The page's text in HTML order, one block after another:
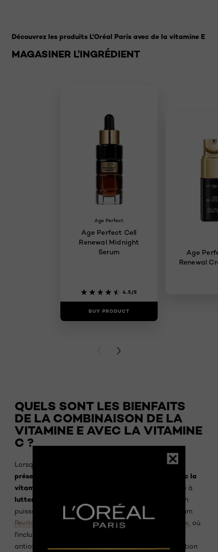
MAGASINER L'INGRÉDIENT
Découvrez les produits L'Oréal Paris avec de la vitamine E
Age Perfect
Age Perfect Cell
Renewal Midnight
Serum
4.5/5
BUY PRODUCT
Age
Renewal
PREVIOUS CARD
NEXT CARD
QUELS SONT LES BIENFAITS
DE LA COMBINAISON DE LA
VITAMINE E AVEC LA VITAMINE
C ?
Lorsqu'elle est appliquée localement,
la vitamine E
présente des effets synergiques remarquables avec la
vitamine C
, améliorant ainsi leur capacité collective à
lutter contre les radicaux libres
. Cette combinaison
puissante est particulièrement évidente dans le sérum
Revitalift Derm Intensives à 12 % de vitamine C pure , où
l'inclusion de vitamine E amplifie les propriétés
antioxydantes déjà impressionnantes de la formulation